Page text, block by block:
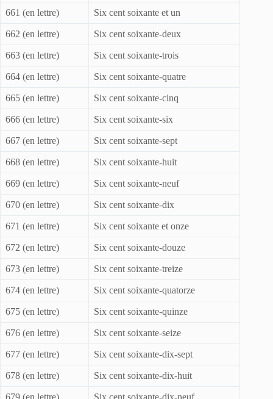
661 (en lettre) Six cent soixante et un
662 (en lettre) Six cent soixante-deux
663 (en lettre) Six cent soixante-trois
664 (en lettre) Six cent soixante-quatre
665 (en lettre) Six cent soixante-cinq
666 (en lettre) Six cent soixante-six
667 (en lettre) Six cent soixante-sept
668 (en lettre) Six cent soixante-huit
669 (en lettre) Six cent soixante-neuf
670 (en lettre) Six cent soixante-dix
671 (en lettre) Six cent soixante et onze
672 (en lettre) Six cent soixante-douze
673 (en lettre) Six cent soixante-treize
674 (en lettre) Six cent soixante-quatorze
675 (en lettre) Six cent soixante-quinze
676 (en lettre) Six cent soixante-seize
677 (en lettre) Six cent soixante-dix-sept
678 (en lettre) Six cent soixante-dix-huit
679 (en lettre) Six cent soixante-dix-neuf